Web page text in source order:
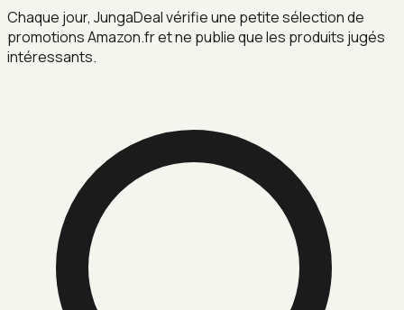
Chaque jour, JungaDeal vérifie une petite sélection de
promotions Amazon.fr et ne publie que les produits jugés
intéressants.